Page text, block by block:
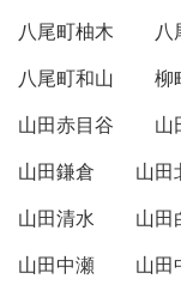
八尾町柚木
八
八尾町和山
柳
山田赤目谷
山
山田鎌倉
山田
山田清水
山田
山田中瀬
山田